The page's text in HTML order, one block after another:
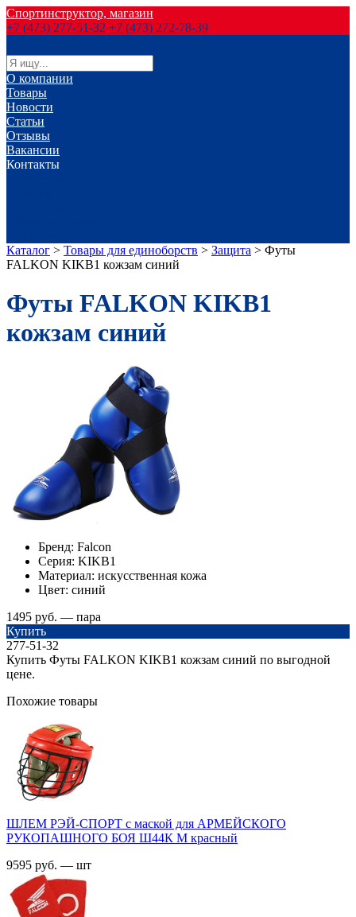
Спортинструктор, магазин
+7 (473) 277-51-32 +7 (473) 272-78-39
О компании
Товары
Новости
Статьи
Отзывы
Вакансии
Контакты
Каталог > Товары для единоборств > Защита > Футы
FALKON KIKB1 кожзам синий
Футы FALKON KIKB1
кожзам синий
Бренд: Falcon
Серия: KIKB1
Материал: искусственная кожа
Цвет: синий
1495 руб. — пара
Купить
277-51-32
Купить Футы FALKON KIKB1 кожзам синий по выгодной
цене.
Похожие товары
ШЛЕМ РЭЙ-СПОРТ с маской для АРМЕЙСКОГО
РУКОПАШНОГО БОЯ Ш44К M красный
9595 руб. — шт